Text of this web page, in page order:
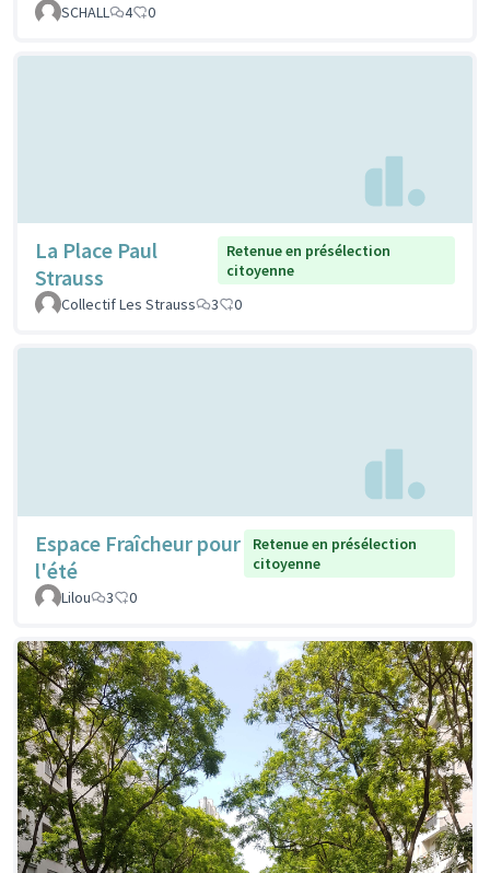
SCHALL
4 0
La Place Paul
Strauss
Retenue en présélection
citoyenne
Collectif Les Strauss
3 0
Espace Fraîcheur pour
l'été
Retenue en présélection
citoyenne
Lilou
3 0